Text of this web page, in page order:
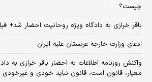
چیست؟
باقر خرازی به دادگاه ویژه روحانیت احضار شد+
ادعای وزارت خارجه عربستان علیه ایران
واکنش روزنامه اطلاعات به احضار باقر خرازی به
معیار، قانون است، قانون نباید خودی و غیرخودی